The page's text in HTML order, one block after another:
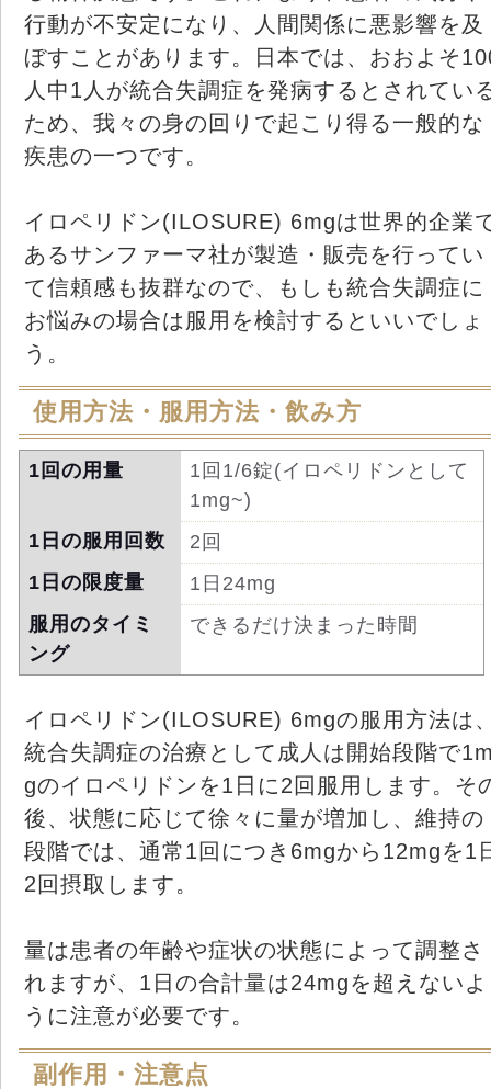
行動が不安定になり、人間関係に悪影響を及
ぼすことがあります。日本では、おおよそ
人中1人が統合失調症を発病するとされてい
ため、我々の身の回りで起こり得る一般的な
疾患の一つです。
イロペリドン(ILOSURE) 6mgは世界的企業
あるサンファーマ社が製造・販売を行ってい
て信頼感も抜群なので、もしも統合失調症に
お悩みの場合は服用を検討するといいでしょ
う。
使用方法・服用方法・飲み方
1回の用量
1回1/6錠(イロペリドンとして
1mg~)
1日の服用回数
2回
1日の限度量
1日24mg
服用のタイミ
ング
できるだけ決まった時間
イロペリドン(ILOSURE) 6mgの服用方法は
統合失調症の治療として成人は開始段階で
gのイロペリドンを1日に2回服用します。そ
後、状態に応じて徐々に量が増加し、維持の
段階では、通常1回につき6mgから12mgを1
2回摂取します。
量は患者の年齢や症状の状態によって調整さ
れますが、1日の合計量は24mgを超えないよ
うに注意が必要です。
副作用・注意点